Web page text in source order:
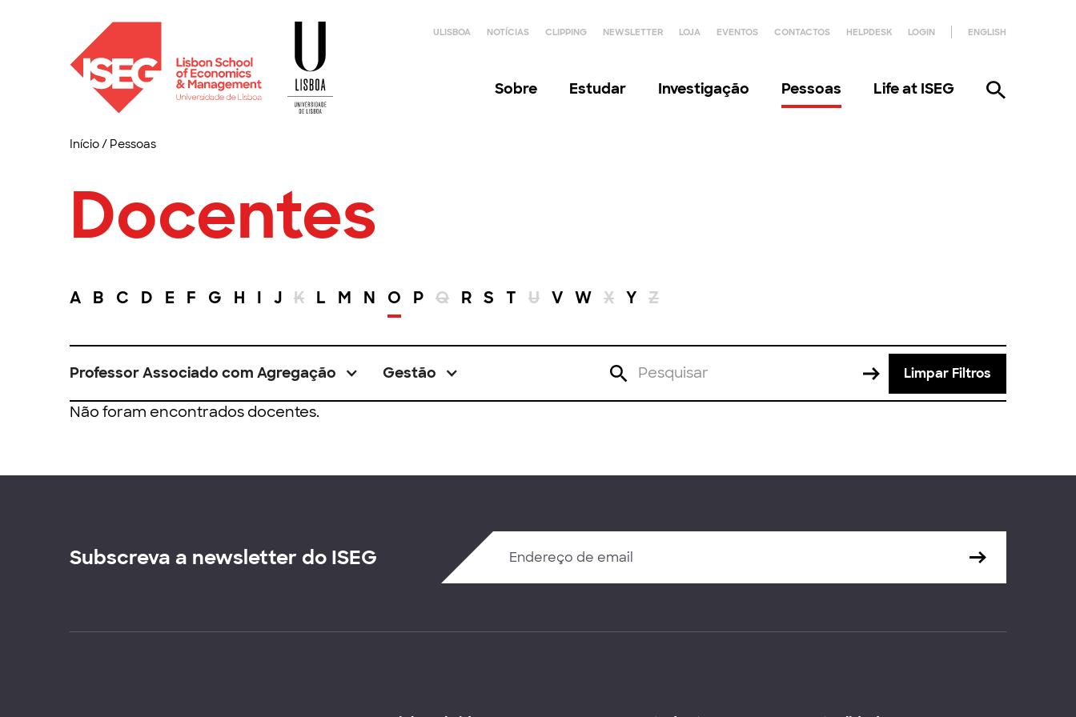
ULISBOA NOTÍCIAS CLIPPING NEWSLETTER LOJA EVENTOS CONTACTOS HELPDESK LOGIN ENGLISH
Sobre Estudar Investigação Pessoas Life at ISEG
Início/ Pessoas
Docentes
A B C D E F G H I J K L M N O P Q R S T U V W X Y Z
Professor Associado com Agregação Gestão Limpar Filtros
Não foram encontrados docentes.
Subscreva a newsletter do ISEG